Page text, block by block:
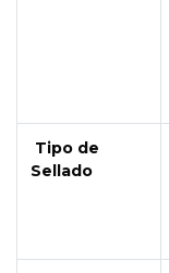
Tipo de
Sellado